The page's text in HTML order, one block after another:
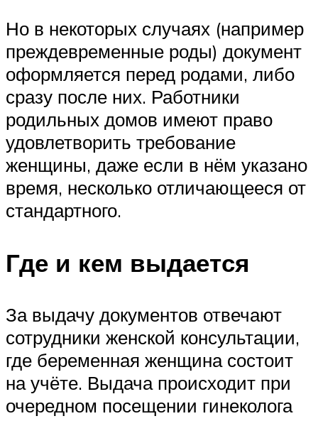
Но в некоторых случаях (например
преждевременные роды) документ
оформляется перед родами, либо
сразу после них. Работники
родильных домов имеют право
удовлетворить требование
женщины, даже если в нём указано
время, несколько отличающееся от
стандартного.
Где и кем выдается
За выдачу документов отвечают
сотрудники женской консультации,
где беременная женщина состоит
на учёте. Выдача происходит при
очередном посещении гинеколога